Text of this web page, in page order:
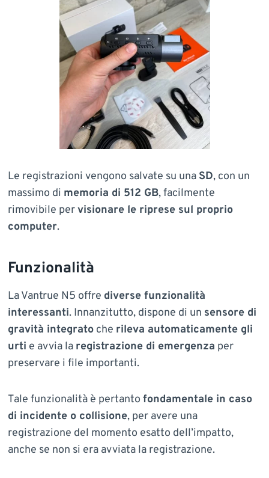
Le registrazioni vengono salvate su una SD, con un
massimo di memoria di 512 GB, facilmente
rimovibile pervisionare le riprese sul proprio
computer.
Funzionalità
La Vantrue N5 offre diverse funzionalità
interessanti. Innanzitutto, dispone di un sensore di
gravità integratoche rileva automaticamente gli
urti e avvia la registrazione di emergenza per
preservare i file importanti.
Tale funzionalità è pertanto fondamentale in caso
di incidente o collisione, per avere una
registrazione del momento esatto dell’impatto,
anche se non si era avviata la registrazione.